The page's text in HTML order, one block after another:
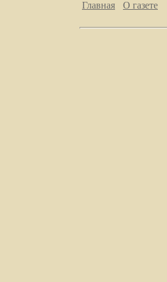
Главная О газете